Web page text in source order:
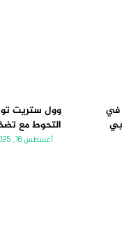
في
وول ستريت
التحوط مع
أغسطس 16, 2025